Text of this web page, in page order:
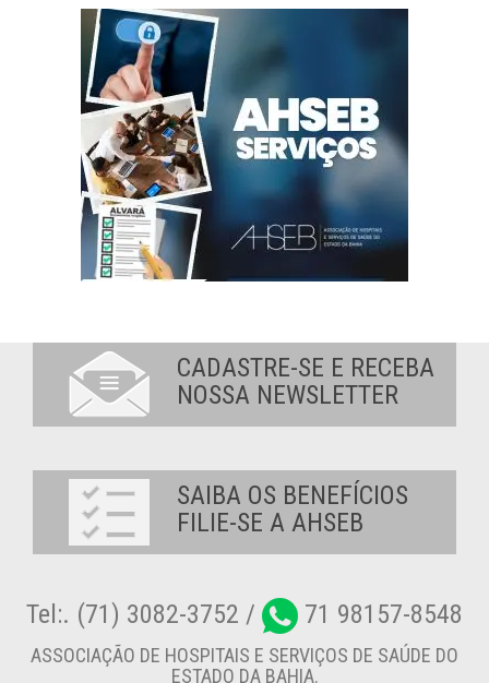
CADASTRE-SE E RECEBA
NOSSA NEWSLETTER
SAIBA OS BENEFÍCIOS
FILIE-SE A AHSEB
Tel:. (71) 3082-3752 / 71 98157-8548
ASSOCIAÇÃO DE HOSPITAIS E SERVIÇOS DE SAÚDE DO
ESTADO DA BAHIA.